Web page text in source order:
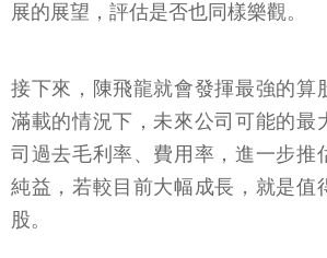
展的展望，評估是否也同樣樂觀。
接下來，陳飛龍就會發揮最強的算
滿載的情況下，未來公司可能的最
司過去毛利率、費用率，進一步推
純益，若較目前大幅成長，就是值
股。